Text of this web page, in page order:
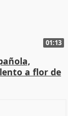
01:13
a flor de